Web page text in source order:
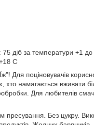
75 діб за температури +1
С
Для поціновувачів
хто намагається вживати
Для любителів
пресування. Без цукру.